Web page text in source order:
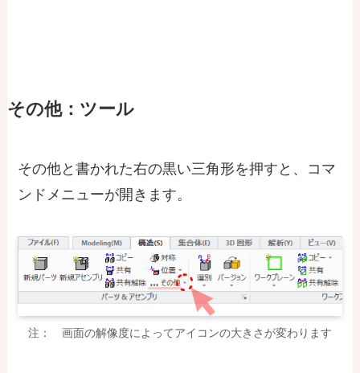
その他：ツール
その他と書かれた右の黒い三角形を押すと、コマ
ンドメニューが開きます。
注： 画面の解像度によってアイコンの大きさが変わります